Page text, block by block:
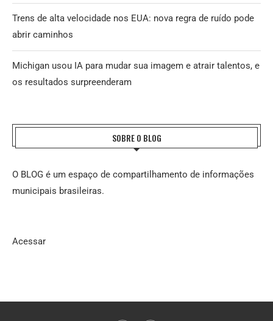
Trens de alta velocidade nos EUA: nova regra de ruído pode
abrir caminhos
Michigan usou IA para mudar sua imagem e atrair talentos, e
os resultados surpreenderam
SOBRE O BLOG
O BLOG é um espaço de compartilhamento de informações
municipais brasileiras.
Acessar